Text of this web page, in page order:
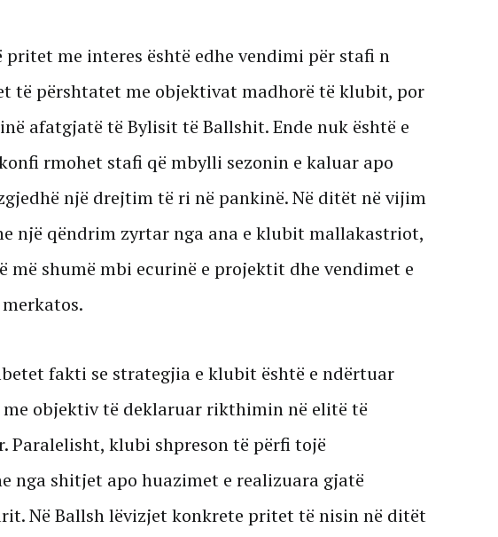
me interes është edhe vendimi për stafi n
të përshtatet me objektivat madhorë të klubit, por
afatgjatë të Bylisit të Ballshit. Ende nuk është e
rmohet stafi që mbylli sezonin e kaluar apo
një drejtim të ri në pankinë. Në ditët në vijim
një qëndrim zyrtar nga ana e klubit mallakastriot,
më shumë mbi ecurinë e projektit dhe vendimet e
fakti se strategjia e klubit është e ndërtuar
objektiv të deklaruar rikthimin në elitë të
klubi shpreson të përfi tojë
nga shitjet apo huazimet e realizuara gjatë
Në Ballsh lëvizjet konkrete pritet të nisin në ditët